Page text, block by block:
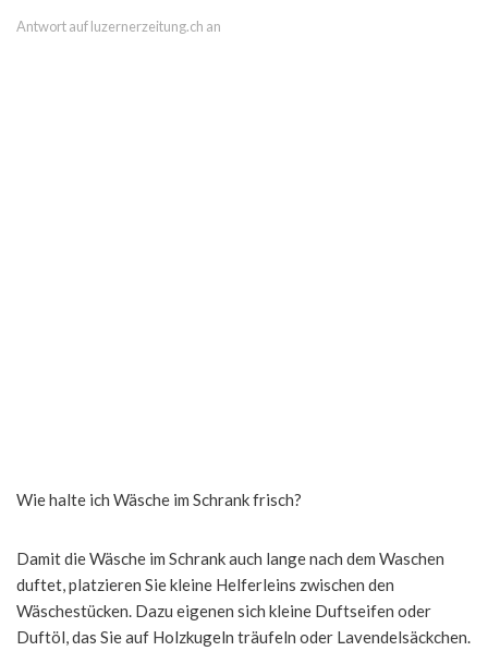
Antwort auf luzernerzeitung.ch an
Wie halte ich Wäsche im Schrank frisch?
Damit die Wäsche im Schrank auch lange nach dem Waschen
duftet, platzieren Sie kleine Helferleins zwischen den
Wäschestücken. Dazu eigenen sich kleine Duftseifen oder
Duftöl, das Sie auf Holzkugeln träufeln oder Lavendelsäckchen.